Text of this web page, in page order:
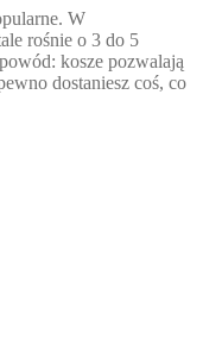
W
rośnie o 3 do 5
kosze pozwalają
dostaniesz coś, co